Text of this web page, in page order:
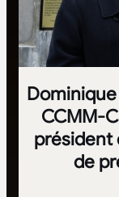
CCMM-
président
de